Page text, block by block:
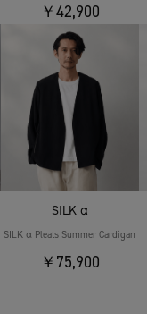
￥42,900
SILK α
SILK α Pleats Summer Cardigan
￥75,900